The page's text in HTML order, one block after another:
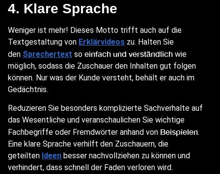
4. Klare Sprache
Weniger ist mehr! Dieses Motto trifft auch auf die
Textgestaltung von Erklärvideos zu. Halten Sie
den Sprechertext so einfach und verständlich wie
möglich, sodass die Zuschauer den Inhalten gut folgen
können. Nur was der Kunde versteht, behält er auch im
Gedächtnis.
Reduzieren Sie besonders komplizierte Sachverhalte auf
das Wesentliche und veranschaulichen Sie wichtige
Fachbegriffe oder Fremdwörter anhand von Beispielen.
Eine klare Sprache verhilft den Zuschauern, die
geteilten Ideen besser nachvollziehen zu können und
verhindert, dass schnell der Faden verloren wird.